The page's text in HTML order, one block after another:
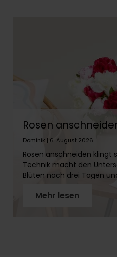
Rosen
lange Frische
Dominik | 6. August 2026
Rosen anschneiden klingt
Technik macht den
Blüten nach drei Tagen
Schritt für Schritt, wie Du
Mehr lesen